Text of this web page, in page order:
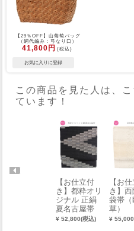
【29％OFF】山葡萄バッグ
（網代編み：弓なり口）
41,800円 (税込)
この商品を見た人は、
ています！
【お仕立付
き】都粋オリ
ジナル 正絹
夏名古屋帯
（裂取霞文：
¥ 52,800(税込)
【お
き】
袋帯（
草）
¥